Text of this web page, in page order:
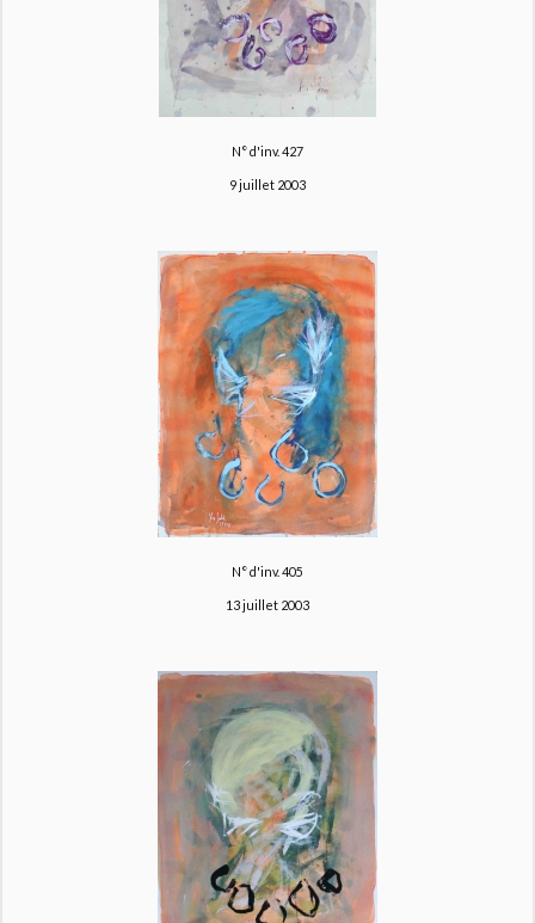
N° d'inv. 427
9 juillet 2003
N° d'inv. 405
13 juillet 2003